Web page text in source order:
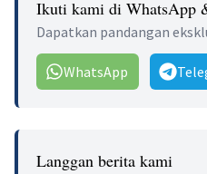
Ikuti kami di WhatsApp
Dapatkan pandangan
WhatsApp
Langgan berita kami